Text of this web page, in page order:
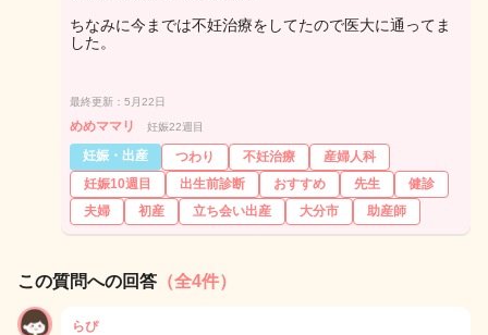
ちなみに今までは不妊治療をしてたので医大に通ってま
した。
最終更新：5月22日
めめママリ 妊娠22週目
妊娠・出産 つわり 不妊治療
産婦人科
妊娠10週目
出生前診断 おすすめ 先生
健診
夫婦
初産 立ち会い出産 大分市 助産師
この質問への回答 （全4件）
らぴ